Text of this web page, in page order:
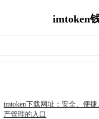
imtoken
imtoken下载网址：安全、便
产管理的入口